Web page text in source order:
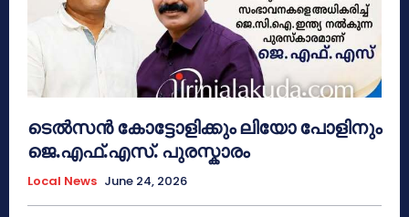
ടെൽസൻ കോട്ടോളിക്കും ലിയോ പോളിനും
ജെ.എഫ്.എസ്. പുരസ്കാരം
Local News June 24, 2026